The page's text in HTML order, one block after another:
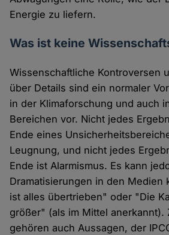
Energie zu liefern.
Was ist keine
Wissenschaftliche Kontroversen
über Details sind ein normaler
in der Klimaforschung und auch
Bereichen vor. Nicht jedes
Ende eines
Leugnung, und nicht jedes
Ende ist Alarmismus. Es kann
Dramatisierungen in den Medien
ist alles übertrieben" oder "Die
größer" (als im Mittel anerkannt).
gehören auch Aussagen, der